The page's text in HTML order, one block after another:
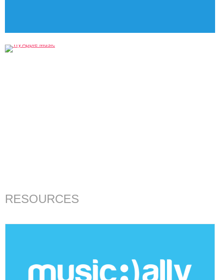
RESOURCES